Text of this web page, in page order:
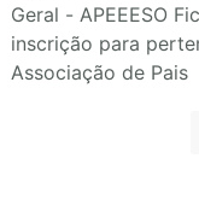
Geral - APEEESO
inscrição para
Associação de Pais